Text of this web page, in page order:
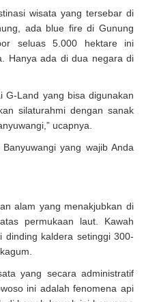
wisata yang tersebar di
ada blue fire di Gunung
seluas 5.000 hektare ini
Hanya ada di dua negara di
G-Land yang bisa digunakan
silaturahmi dengan sanak
ucapnya.
yang wajib Anda
alam yang menakjubkan di
permukaan laut. Kawah
dinding kaldera setinggi 300-
yang secara administratif
ini adalah fenomena api